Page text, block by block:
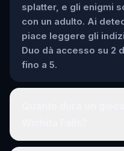
splatter, e gli enigmi
con un adulto. Ai
piace leggere gli
Duo dà accesso su 2
fino a 5.